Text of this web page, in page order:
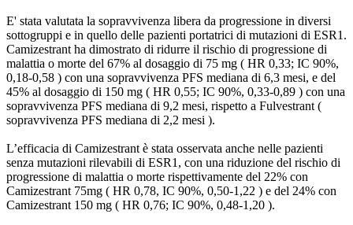
E' stata valutata la sopravvivenza libera da progressione in diversi
sottogruppi e in quello delle pazienti portatrici di mutazioni di ESR1.
Camizestrant ha dimostrato di ridurre il rischio di progressione di
malattia o morte del 67% al dosaggio di 75 mg ( HR 0,33; IC 90%,
0,18-0,58 ) con una sopravvivenza PFS mediana di 6,3 mesi, e del
45% al dosaggio di 150 mg ( HR 0,55; IC 90%, 0,33-0,89 ) con una
sopravvivenza PFS mediana di 9,2 mesi, rispetto a Fulvestrant (
sopravvivenza PFS mediana di 2,2 mesi ).
L’efficacia di Camizestrant è stata osservata anche nelle pazienti
senza mutazioni rilevabili di ESR1, con una riduzione del rischio di
progressione di malattia o morte rispettivamente del 22% con
Camizestrant 75mg ( HR 0,78, IC 90%, 0,50-1,22 ) e del 24% con
Camizestrant 150 mg ( HR 0,76; IC 90%, 0,48-1,20 ).